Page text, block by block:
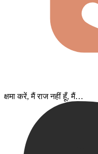
क्षमा करें, मैं राज नहीं हूँ, मैं…